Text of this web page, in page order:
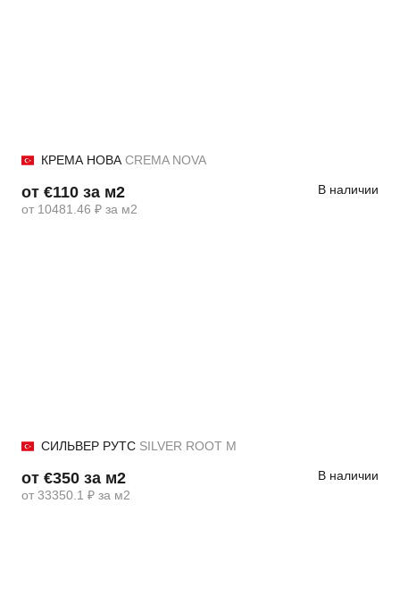
КРЕМА НОВА CREMA NOVA
от €110 за м2
от 10481.46 ₽ за м2
В наличии
СИЛЬВЕР РУТС SILVER ROOT М
от €350 за м2
от 33350.1 ₽ за м2
В наличии